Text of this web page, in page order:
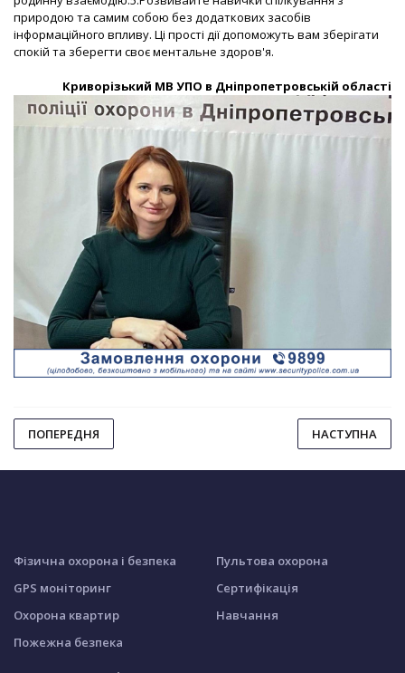
природою та самим собою без додаткових засобів
інформаційного впливу. Ці прості дії допоможуть вам зберігати
спокій та зберегти своє ментальне здоров'я.
Криворізький МВ УПО в Дніпропетровській області
ПОПЕРЕДНЯ НАСТУПНА
Фізична охорона і безпека
GPS моніторинг
Охорона квартир
Пожежна безпека
Пультова охорона
Сертифікація
Навчання